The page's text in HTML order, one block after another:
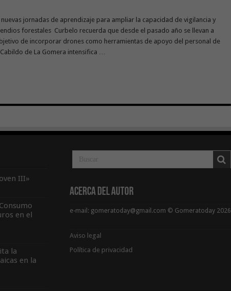
jornadas de aprendizaje para ampliar la capacidad de vigilancia y
forestales Curbelo recuerda que desde el pasado año se llevan a
de incorporar drones como herramientas de apoyo del personal de
de La Gomera intensifica …
III»
en el
la
en la
Acerca del Autor
e-mail: gomeratoday@gmail.com © Gomeratoday 2026
Aviso legal
Política de privacidad